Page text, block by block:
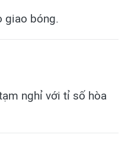
giao bóng.
nghỉ với tỉ số hòa